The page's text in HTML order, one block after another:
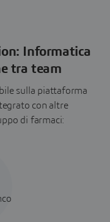
Informatica
tra team
sulla piattaforma
con altre
di farmaci: